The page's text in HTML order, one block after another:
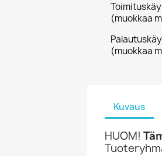
(muokkaa
(muokkaa
Kuvaus
HUOM!